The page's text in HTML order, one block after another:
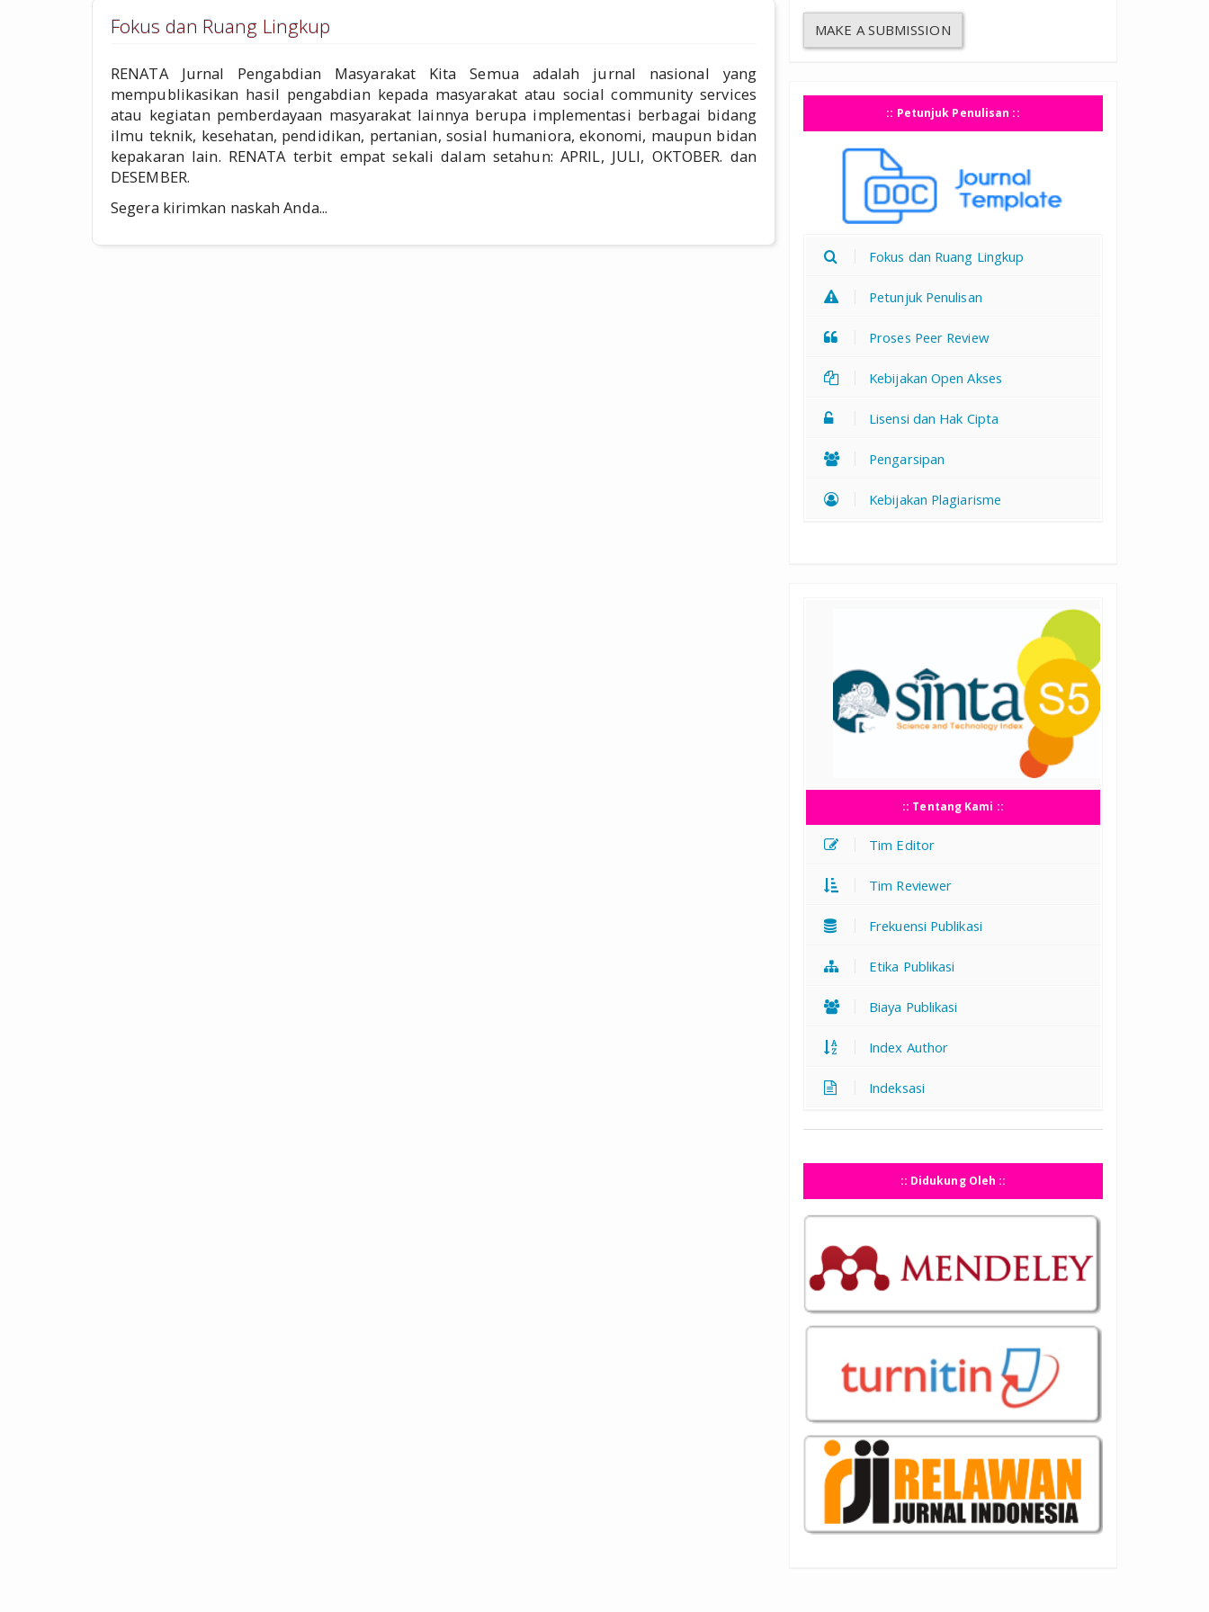
Fokus dan Ruang Lingkup
RENATA Jurnal Pengabdian Masyarakat Kita Semua adalah jurnal nasional yang
mempublikasikan hasil pengabdian kepada masyarakat atau social community services
atau kegiatan pemberdayaan masyarakat lainnya berupa implementasi berbagai bidang
ilmu teknik, kesehatan, pendidikan, pertanian, sosial humaniora, ekonomi, maupun bidan
kepakaran lain. RENATA terbit empat sekali dalam setahun: APRIL, JULI, OKTOBER. dan
DESEMBER.
Segera kirimkan naskah Anda...
MAKE A SUBMISSION
:: Petunjuk Penulisan ::
Fokus dan Ruang Lingkup
Petunjuk Penulisan
Proses Peer Review
Kebijakan Open Akses
Lisensi dan Hak Cipta
Pengarsipan
Kebijakan Plagiarisme
:: Tentang Kami ::
Tim Editor
Tim Reviewer
Frekuensi Publikasi
Etika Publikasi
Biaya Publikasi
Index Author
Indeksasi
:: Didukung Oleh ::